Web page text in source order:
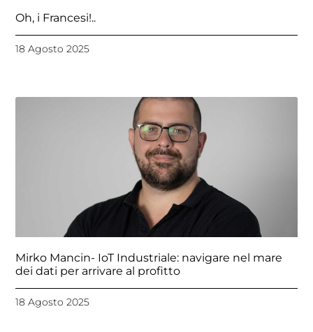
Oh, i Francesi!..
18 Agosto 2025
Mirko Mancin- IoT Industriale: navigare nel mare
dei dati per arrivare al profitto
18 Agosto 2025